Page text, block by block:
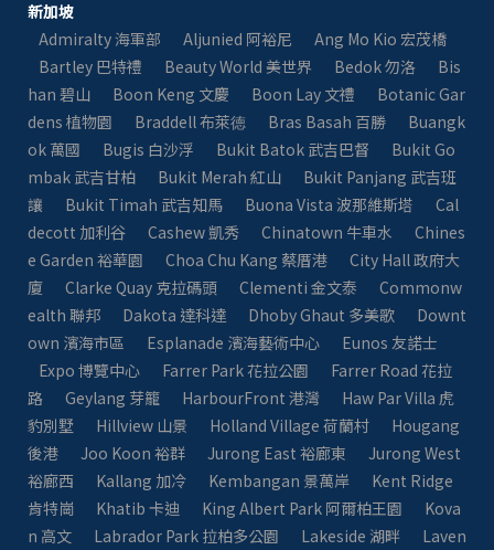
新加坡
Admiralty 海軍部
Aljunied 阿裕尼
Ang Mo Kio 宏茂橋
Bartley 巴特禮
Beauty World 美世界 Bedok 勿洛
Bis
han 碧山
Boon Keng 文慶 Boon Lay 文禮
Botanic Gar
dens 植物園
Braddell 布萊徳 Bras Basah 百勝
Buangk
ok 萬國
Bugis 白沙浮 Bukit Batok 武吉巴督
Bukit Go
mbak 武吉甘柏
Bukit Merah 紅山
Bukit Panjang 武吉班
讓
Bukit Timah 武吉知馬 Buona Vista 波那維斯塔
Cal
decott 加利谷
Cashew 凱秀 Chinatown 牛車水
Chines
e Garden 裕華園
Choa Chu Kang 蔡厝港
City Hall 政府大
廈
Clarke Quay 克拉碼頭 Clementi 金文泰​​
Commonw
ealth 聯邦
Dakota 達科達 Dhoby Ghaut 多美歌
Downt
own 濱海市區
Esplanade 濱海藝術中心
Eunos 友諾士
Expo 博覽中心
Farrer Park 花拉公園
Farrer Road 花拉
路
Geylang 芽籠 HarbourFront 港灣
Haw Par Villa 虎
豹別墅
Hillview 山景 Holland Village 荷蘭村
Hougang
後港
Joo Koon 裕群 Jurong East 裕廊東
Jurong West
裕廊西
Kallang 加冷 Kembangan 景萬岸
Kent Ridge
肯特崗
Khatib 卡迪 King Albert Park 阿爾柏王園
Kova
n 高文
Labrador Park 拉柏多公園 Lakeside 湖畔
Laven